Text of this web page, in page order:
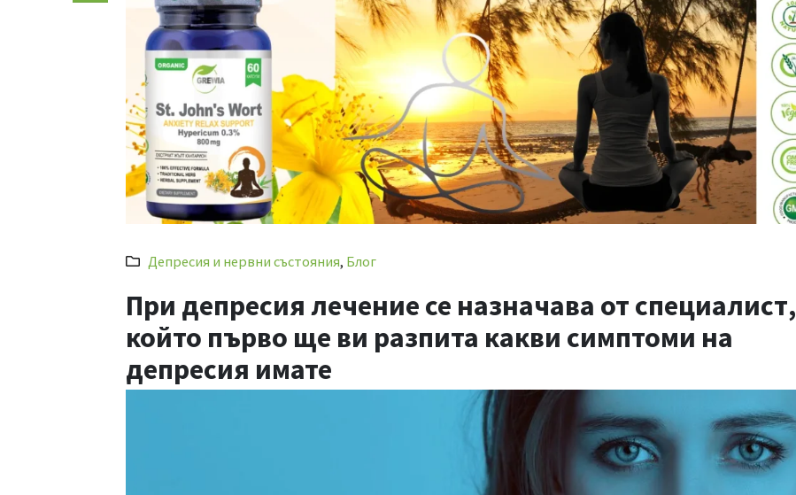
Депресия и нервни състояния, Блог
При депресия лечение се назначава от специалист,
който първо ще ви разпита какви симптоми на
депресия имате